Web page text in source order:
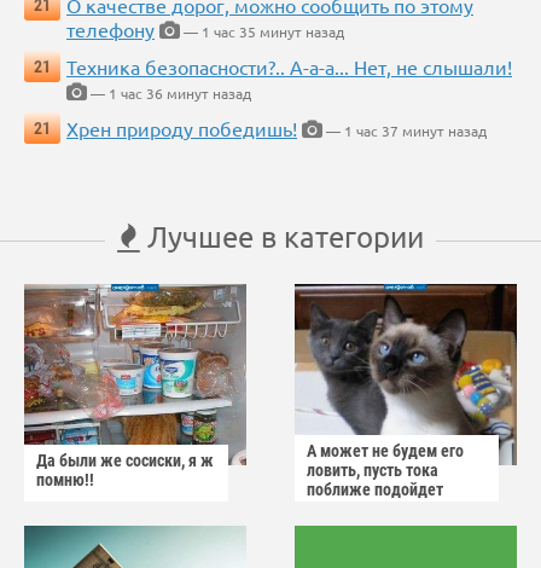
21
О качестве дорог, можно сообщить по этому
телефону
— 1 час 35 минут назад
21
Техника безопасности?.. А-а-а... Нет, не слышали!
— 1 час 36 минут назад
21
Хрен природу победишь! — 1 час 37 минут назад
Лучшее в категории
Да были же сосиски, я ж
помню!!
А может не будем его
ловить, пусть тока
поближе подойдет